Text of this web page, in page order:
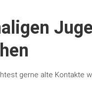
gerne alte Kontakte